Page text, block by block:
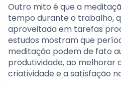
Outro mito é que a
tempo durante o trabalho,
aproveitada em tarefas
estudos mostram que
meditação podem de fato
produtividade, ao melhorar
criatividade e a satisfação